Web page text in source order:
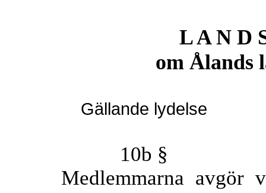
L A N D
om Ålands
Gällande lydelse
10b §
Medlemmarna avgör